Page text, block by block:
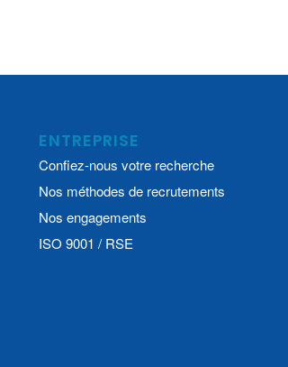
ENTREPRISE
Confiez-nous votre recherche
Nos méthodes de recrutements
Nos engagements
ISO 9001 / RSE